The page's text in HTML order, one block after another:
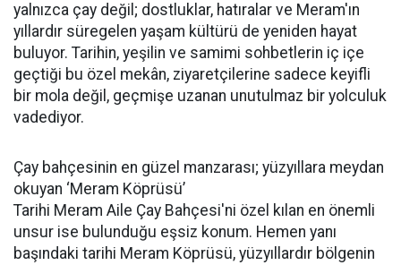
yalnızca çay değil; dostluklar, hatıralar ve Meram'ın
yıllardır süregelen yaşam kültürü de yeniden hayat
buluyor. Tarihin, yeşilin ve samimi sohbetlerin iç içe
geçtiği bu özel mekân, ziyaretçilerine sadece keyifli
bir mola değil, geçmişe uzanan unutulmaz bir yolculuk
vadediyor.
Çay bahçesinin en güzel manzarası; yüzyıllara meydan
okuyan ‘Meram Köprüsü’
Tarihi Meram Aile Çay Bahçesi'ni özel kılan en önemli
unsur ise bulunduğu eşsiz konum. Hemen yanı
başındaki tarihi Meram Köprüsü, yüzyıllardır bölgenin